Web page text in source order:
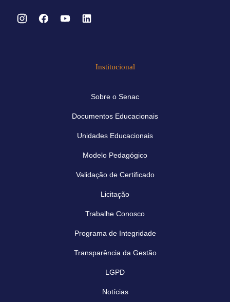
Institucional
Sobre o Senac
Documentos Educacionais
Unidades Educacionais
Modelo Pedagógico
Validação de Certificado
Licitação
Trabalhe Conosco
Programa de Integridade
Transparência da Gestão
LGPD
Notícias